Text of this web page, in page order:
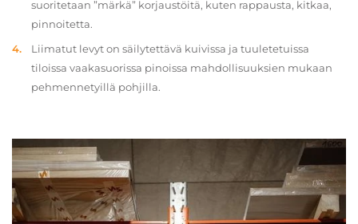
suoritetaan ”märkä” korjaustöitä, kuten rappausta, kitkaa,
pinnoitetta.
Liimatut levyt on säilytettävä kuivissa ja tuuletetuissa
tiloissa vaakasuorissa pinoissa mahdollisuuksien mukaan
pehmennetyillä pohjilla.